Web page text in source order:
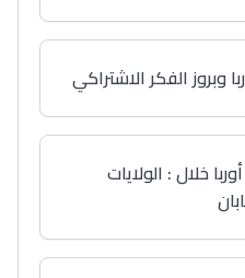
وبروز الفكر الاشتراكي
خلال : الولايات